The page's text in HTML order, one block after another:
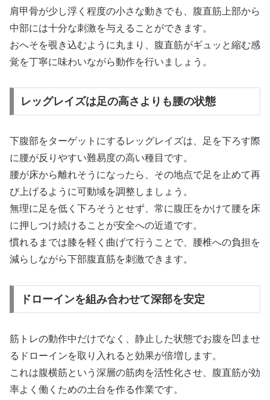
肩甲骨が少し浮く程度の小さな動きでも、腹直筋上部から
中部には十分な刺激を与えることができます。
おへそを覗き込むように丸まり、腹直筋がギュッと縮む感
覚を丁寧に味わいながら動作を行いましょう。
レッグレイズは足の高さよりも腰の状態
下腹部をターゲットにするレッグレイズは、足を下ろす際
に腰が反りやすい難易度の高い種目です。
腰が床から離れそうになったら、その地点で足を止めて再
び上げるように可動域を調整しましょう。
無理に足を低く下ろそうとせず、常に腹圧をかけて腰を床
に押しつけ続けることが安全への近道です。
慣れるまでは膝を軽く曲げて行うことで、腰椎への負担を
減らしながら下部腹直筋を刺激できます。
ドローインを組み合わせて深部を安定
筋トレの動作中だけでなく、静止した状態でお腹を凹ませ
るドローインを取り入れると効果が倍増します。
これは腹横筋という深層の筋肉を活性化させ、腹直筋が効
率よく働くための土台を作る作業です。